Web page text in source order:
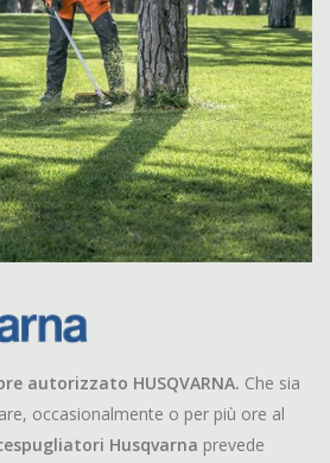
autorizzato HUSQVARNA. Che sia
occasionalmente o per più ore al
Husqvarna prevede